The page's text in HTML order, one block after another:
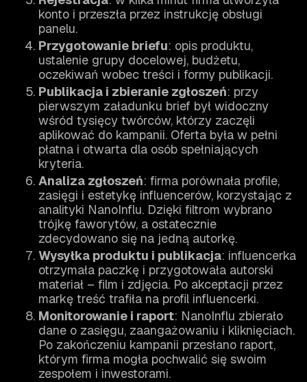
konto i przeszła przez instrukcję obsługi
panelu.
Przygotowanie briefu: opis produktu,
ustalenie grupy docelowej, budżetu,
oczekiwań wobec treści i formy publikacji.
Publikacja i zbieranie zgłoszeń: przy
pierwszym załadunku brief był widoczny
wśród tysięcy twórców, którzy zaczęli
aplikować do kampanii. Oferta była w pełni
płatna i otwarta dla osób spełniających
kryteria.
Analiza zgłoszeń: firma porównała profile,
zasięgi i estetykę influencerów, korzystając z
analityki NanoInflu. Dzięki filtrom wybrano
trójkę faworytów, a ostatecznie
zdecydowano się na jedną autorkę.
Wysyłka produktu i publikacja: influencerka
otrzymała paczkę i przygotowała autorski
materiał – film i zdjęcia. Po akceptacji przez
markę treść trafiła na profil influencerki.
Monitorowanie i raport: NanoInflu zbierało
dane o zasięgu, zaangażowaniu i kliknięciach.
Po zakończeniu kampanii przesłano raport,
którym firma mogła pochwalić się swoim
zespołem i inwestorami.